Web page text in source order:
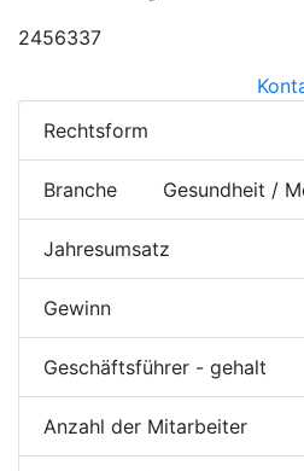
2456337
Rechtsform
Branche Gesundheit /
Jahresumsatz
Gewinn
Geschäftsführer - gehalt
Anzahl der Mitarbeiter